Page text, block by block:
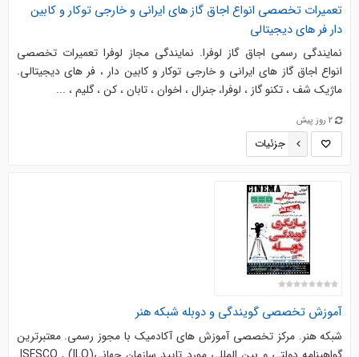
تعمیرات تخصصی انواع اجاق گاز های ایرانی و خارجی توکار و کابین
دار فر های دیجیتالی
نمایندگی رسمی اجاق گاز لوفرا. نمایندگی مجاز لوفرا تعمیرات تخصصی
انواع اجاق گاز های ایرانی و خارجی توکار و کابین دار ، فر های دیجیتالی.
ماژیک شف ، تکنو گاز ، لوفرا، جنرال ، اخوان ، تابان ، کن ، گلیم ، ...
2 روز پیش
جزئیات
آموزش تخصصی گویندگی و دوبله شبکه هنر
شبکه هنر. مرکز تخصصی آموزش های آکادمیک با مجوز رسمی. معتبرترین